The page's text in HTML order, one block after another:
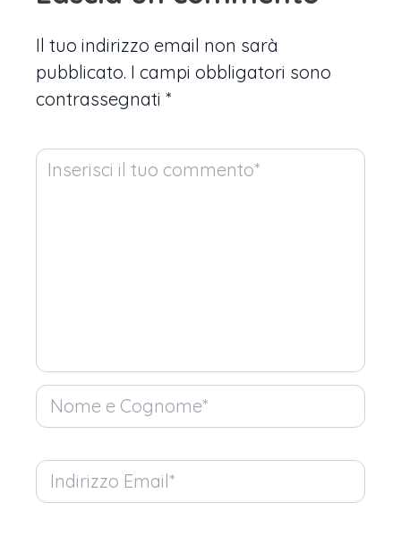
Il tuo indirizzo email non sarà
pubblicato. I campi obbligatori sono
contrassegnati *